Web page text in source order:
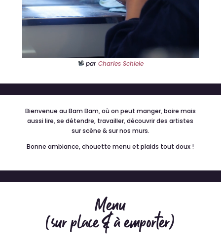
parCharles Schiele
Bienvenue au Bam Bam, où on peut manger, boire mais
aussi lire, se détendre, travailler, découvrir des artistes
sur scène & sur nos murs.
Bonne ambiance, chouette menu et plaids tout doux !
Menu
(sur place & à emporter)